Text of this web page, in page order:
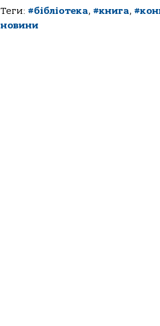
Теги: #бібліотека, #книга,
новини